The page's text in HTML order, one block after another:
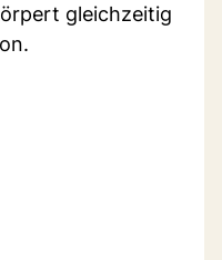
gleichzeitig